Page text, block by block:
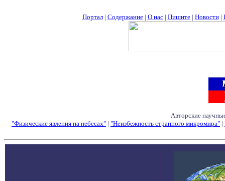
Портал| Содержание| О нас| Пишите| Новости|
Авторские
"Физические явления на небесах" | "Неизбежность странного микромира" |